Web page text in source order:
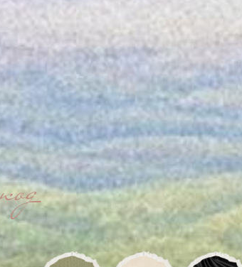
вами и будем рады
вместе.